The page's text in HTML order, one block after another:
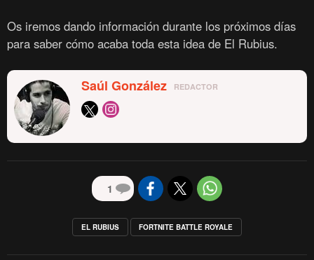
Os iremos dando información durante los próximos días
para saber cómo acaba toda esta idea de El Rubius.
Saúl González REDACTOR
1
EL RUBIUS FORTNITE BATTLE ROYALE